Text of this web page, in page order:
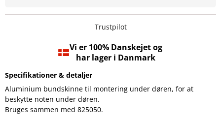
Trustpilot
Vi er 100% Danskejet og
har lager i Danmark
Specifikationer & detaljer
Aluminium bundskinne til montering under døren, for at
beskytte noten under døren.
Bruges sammen med 825050.